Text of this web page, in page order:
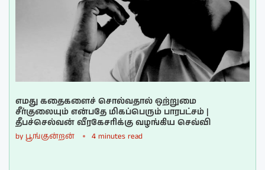
எமது கதைகளைச் சொல்வதால் ஒற்றுமை
சீர்குலையும் என்பதே மிகப்பெரும் பாரபட்சம் |
தீபச்செல்வன் வீரகேசரிக்கு வழங்கிய செவ்வி
by பூங்குன்றன் 4 minutes read